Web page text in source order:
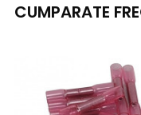
CUMPARATE